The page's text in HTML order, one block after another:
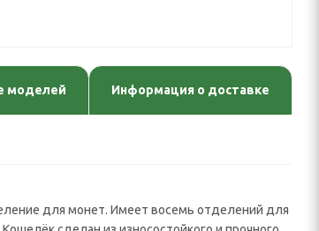
моделей Информация о доставке
для монет. Имеет восемь отделений для